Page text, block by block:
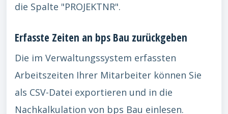
die Spalte "PROJEKTNR".
Erfasste Zeiten an bps Bau zurückgeben
Die im Verwaltungssystem erfassten
Arbeitszeiten Ihrer Mitarbeiter können Sie
als CSV-Datei exportieren und in die
Nachkalkulation von bps Bau einlesen.